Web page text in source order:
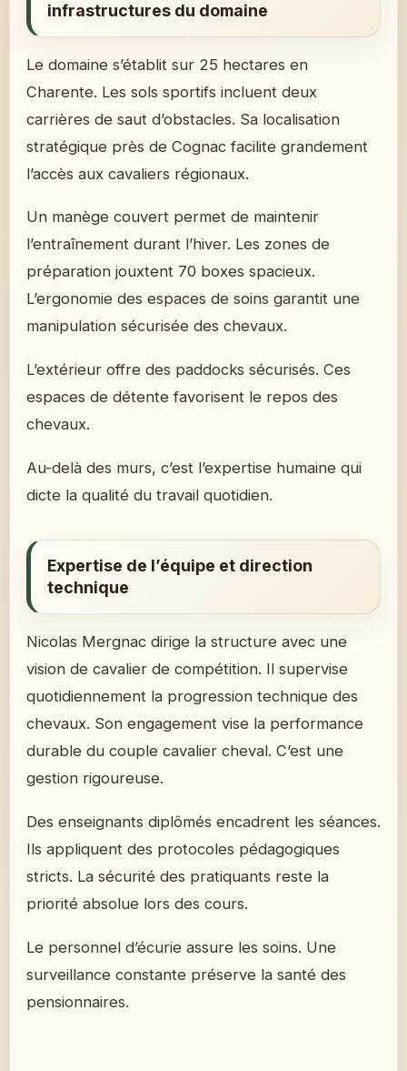
infrastructures du domaine
Le domaine s’établit sur 25 hectares en
Charente. Les sols sportifs incluent deux
carrières de saut d’obstacles. Sa localisation
stratégique près de Cognac facilite grandement
l’accès aux cavaliers régionaux.
Un manège couvert permet de maintenir
l’entraînement durant l’hiver. Les zones de
préparation jouxtent 70 boxes spacieux.
L’ergonomie des espaces de soins garantit une
manipulation sécurisée des chevaux.
L’extérieur offre des paddocks sécurisés. Ces
espaces de détente favorisent le repos des
chevaux.
Au-delà des murs, c’est l’expertise humaine qui
dicte la qualité du travail quotidien.
Expertise de l’équipe et direction
technique
Nicolas Mergnac dirige la structure avec une
vision de cavalier de compétition. Il supervise
quotidiennement la progression technique des
chevaux. Son engagement vise la performance
durable du couple cavalier cheval. C’est une
gestion rigoureuse.
Des enseignants diplômés encadrent les séances.
Ils appliquent des protocoles pédagogiques
stricts. La sécurité des pratiquants reste la
priorité absolue lors des cours.
Le personnel d’écurie assure les soins. Une
surveillance constante préserve la santé des
pensionnaires.